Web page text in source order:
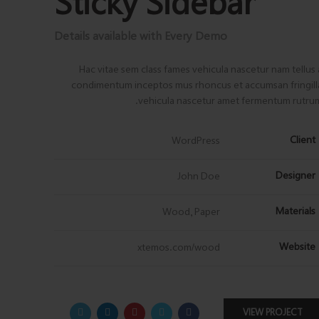
Hac vitae sem class fames vehicula nascetur nam tellus
condimentum inceptos mus rhoncus et accumsan
vehicula nascetur amet fermentum
Client
WordPress
Designer
John Doe
Materials
Wood, Paper
Website
xtemos.com/wood
VIEW PROJECT